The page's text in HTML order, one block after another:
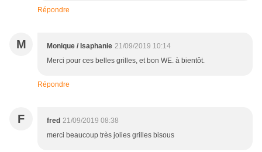
Répondre
M Monique / Isaphanie 21/09/2019 10:14
Merci pour ces belles grilles, et bon WE. à bientôt.
Répondre
F fred 21/09/2019 08:38
merci beaucoup très jolies grilles bisous